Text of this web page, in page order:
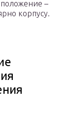
–
корпусу.